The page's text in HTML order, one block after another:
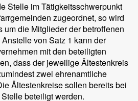
Stelle im Tätigkeitsschwerpunkt
zugeordnet, so wird
um die Mitglieder der betroffenen
von Satz 1 kann der
mit den beteiligten
dass der jeweilige Ältestenkreis
zwei ehrenamtliche
Ältestenkreise sollen bereits bei
beteiligt werden.